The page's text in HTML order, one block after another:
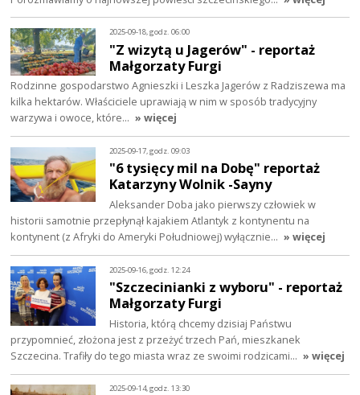
2025-09-18, godz. 06:00
"Z wizytą u Jagerów" - reportaż
Małgorzaty Furgi
Rodzinne gospodarstwo Agnieszki i Leszka Jagerów z Radziszewa ma
kilka hektarów. Właściciele uprawiają w nim w sposób tradycyjny
warzywa i owoce, które… » więcej
2025-09-17, godz. 09:03
"6 tysięcy mil na Dobę" reportaż
Katarzyny Wolnik -Sayny
Aleksander Doba jako pierwszy człowiek w
historii samotnie przepłynął kajakiem Atlantyk z kontynentu na
kontynent (z Afryki do Ameryki Południowej) wyłącznie… » więcej
2025-09-16, godz. 12:24
"Szczecinianki z wyboru" - reportaż
Małgorzaty Furgi
Historia, którą chcemy dzisiaj Państwu
przypomnieć, złożona jest z przeżyć trzech Pań, mieszkanek
Szczecina. Trafiły do tego miasta wraz ze swoimi rodzicami… » więcej
2025-09-14, godz. 13:30